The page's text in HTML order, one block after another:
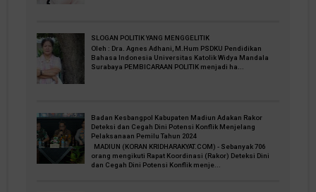
SLOGAN POLITIK YANG MENGGELITIK
Oleh : Dra. Agnes Adhani, M.Hum PSDKU Pendidikan
Bahasa Indonesia Universitas Katolik Widya Mandala
Surabaya PEMBICARAAN POLITIK menjadi ha...
Badan Kesbangpol Kabupaten Madiun Adakan Rakor
Deteksi dan Cegah Dini Potensi Konflik Menjelang
Pelaksanaan Pemilu Tahun 2024
MADIUN (KORAN KRIDHARAKYAT.COM) - Sebanyak 706
orang mengikuti Rapat Koordinasi (Rakor) Deteksi Dini
dan Cegah Dini Potensi Konflik menje...